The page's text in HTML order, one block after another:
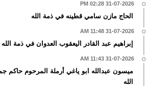
31-07-2026 02:28 PM
الحاج مازن سامي قطينه في ذمة الله
31-07-2026 11:48 AM
إبراهيم عبد القادر اليعقوب العدوان في ذمة الله
31-07-2026 11:43 AM
ميسون عبدالله ابو ياغي أرملة المرحوم حاكم
الله